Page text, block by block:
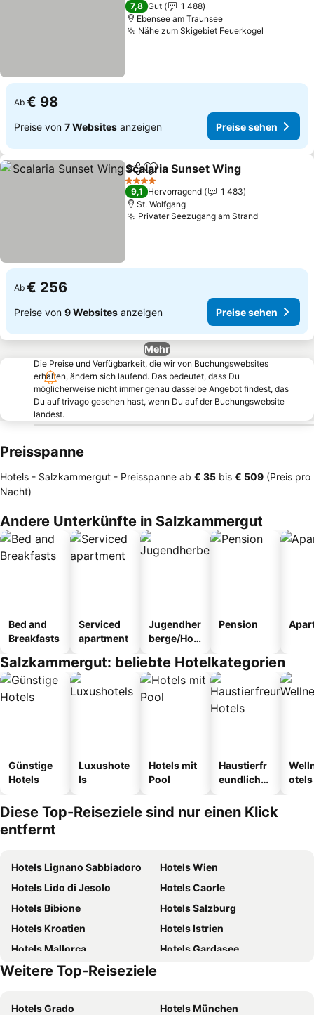
7,8 Gut
1 488
Ebensee am Traunsee
Nähe zum Skigebiet Feuerkogel
Ab € 98
Preise von 7 Websites anzeigen Preise sehen
TeilenZu Favoriten hinzufügen
Scalaria Sunset Wing
4 Sterne
9,1 Hervorragend
1 483
St. Wolfgang
Privater Seezugang am StrandPreise
Ab € 256
Preise von 9 Websites anzeigen Preise sehen
Mehr
Die Preise und Verfügbarkeit, die wir von Buchungswebsites
erhalten, ändern sich laufend. Das bedeutet, dass Du
möglicherweise nicht immer genau dasselbe Angebot findest, das
Du auf trivago gesehen hast, wenn Du auf der Buchungswebsite
landest.
Preisspanne
Hotels - Salzkammergut - Preisspanne ab ‎€ 35 bis ‎€ 509 (Preis pro
Nacht)
Andere Unterkünfte in Salzkammergut
Bed and
Breakfasts
Serviced
apartment
Jugendher
berge/Hos
Pension
Salzkammergut: beliebte Hotelkategorien
Günstige
Hotels
Luxushote
ls
Hotels mit
Pool
Haustierfr
eundliche
otels
Diese Top-Reiseziele sind nur einen Klick
entfernt
Hotels Lignano Sabbiadoro
Hotels Wien
Hotels Lido di Jesolo
Hotels Caorle
Hotels Bibione
Hotels Salzburg
Hotels Kroatien
Hotels Istrien
Hotels Mallorca
Hotels Gardasee
Hotels Österreich
Weitere Top-Reiseziele
Hotels Grado
Hotels München